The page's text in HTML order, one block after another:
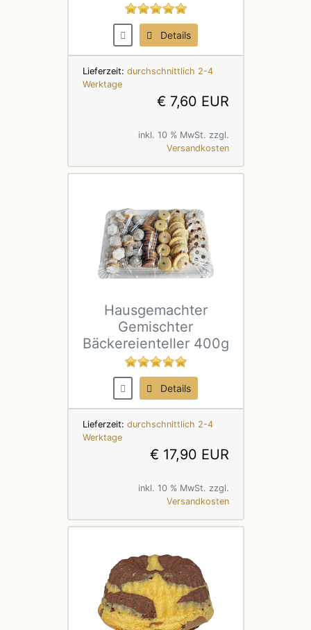
Details
Lieferzeit: durchschnittlich 2-4
Werktage
€ 7,60 EUR
inkl. 10 % MwSt. zzgl.
Versandkosten
Hausgemachter
Gemischter
Bäckereienteller 400g
Details
Lieferzeit: durchschnittlich 2-4
Werktage
€ 17,90 EUR
inkl. 10 % MwSt. zzgl.
Versandkosten